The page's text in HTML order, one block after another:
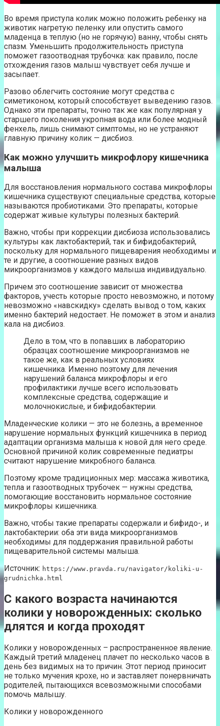
Во время приступа колик можно положить ребенку на
животик нагретую пеленку или опустить самого
младенца в теплую (но не горячую) ванну, чтобы снять
спазм. Уменьшить продолжительность приступа
поможет газоотводная трубочка: как правило, после
отхождения газов малыш чувствует себя лучше и
засыпает.
Разово облегчить состояние могут средства с
симетиконом, который способствует выведению газов.
Однако эти препараты, точно так же как популярная у
старшего поколения укропная вода или более модный
фенхель, лишь снимают симптомы, но не устраняют
главную причину колик — дисбиоз.
Как можно улучшить микрофлору кишечника
малыша
Для восстановления нормального состава микрофлоры
кишечника существуют специальные средства, которые
называются пробиотиками. Это препараты, которые
содержат живые культуры полезных бактерий.
Важно, чтобы при коррекции дисбиоза использовались
культуры как лактобактерий, так и бифидобактерий,
поскольку для нормального пищеварения необходимы и
те и другие, а соотношение разных видов
микроорганизмов у каждого малыша индивидуально.
Причем это соотношение зависит от множества
факторов, учесть которые просто невозможно, и потому
невозможно «навскидку» сделать вывод о том, каких
именно бактерий недостает. Не поможет в этом и анализ
кала на дисбиоз.
Дело в том, что в попавших в лабораторию
образцах соотношение микроорганизмов не
такое же, как в реальных условиях
кишечника. Именно поэтому для лечения
нарушений баланса микрофлоры и его
профилактики лучше всего использовать
комплексные средства, содержащие и
молочнокислые, и бифидобактерии.
Младенческие колики — это не болезнь, а временное
нарушение нормальных функций кишечника в период
адаптации организма малыша к новой для него среде.
Основной причиной колик современные педиатры
считают нарушение микробного баланса.
Поэтому кроме традиционных мер: массажа животика,
тепла и газоотводных трубочек — нужны средства,
помогающие восстановить нормальное состояние
микрофлоры кишечника.
Важно, чтобы такие препараты содержали и бифидо-, и
лактобактерии: оба эти вида микроорганизмов
необходимы для поддержания правильной работы
пищеварительной системы малыша.
Источник: https://www.pravda.ru/navigator/koliki-u-
grudnichka.html
С какого возраста начинаются
колики у новорожденных: сколько
длятся и когда проходят
Колики у новорожденных – распространенное явление.
Каждый третий младенец плачет по несколько часов в
день без видимых на то причин. Этот период приносит
не только мучения крохе, но и заставляет понервничать
родителей, пытающихся всевозможными способами
помочь малышу.
Колики у новорожденного